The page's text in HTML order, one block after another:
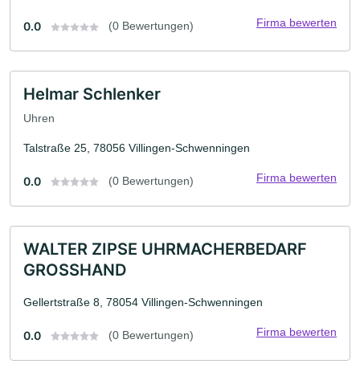
0.0 (0 Bewertungen) Firma bewerten
Helmar Schlenker
Uhren
Talstraße 25, 78056 Villingen-Schwenningen
0.0 (0 Bewertungen) Firma bewerten
WALTER ZIPSE UHRMACHERBEDARF
GROSSHAND
Gellertstraße 8, 78054 Villingen-Schwenningen
0.0 (0 Bewertungen) Firma bewerten